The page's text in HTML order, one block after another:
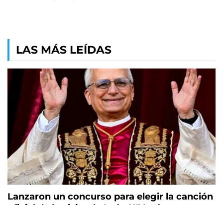
LAS MÁS LEÍDAS
Lanzaron un concurso para elegir la canción